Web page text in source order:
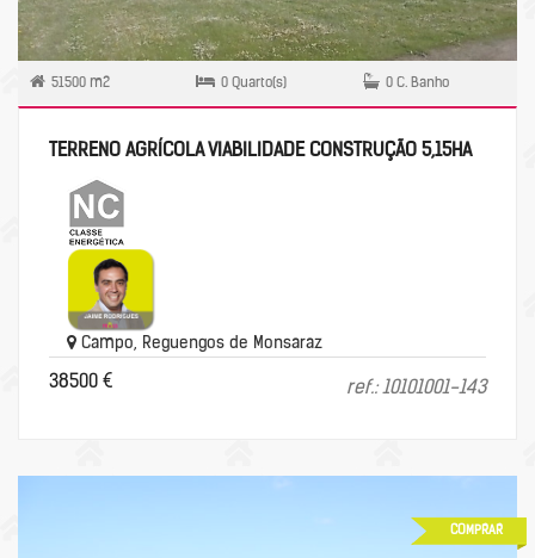
51500 m2 0 Quarto(s) 0 C. Banho
TERRENO AGRÍCOLA VIABILIDADE CONSTRUÇÃO 5,15HA
Campo, Reguengos de Monsaraz
38500 € ref.: 10101001-143
COMPRAR